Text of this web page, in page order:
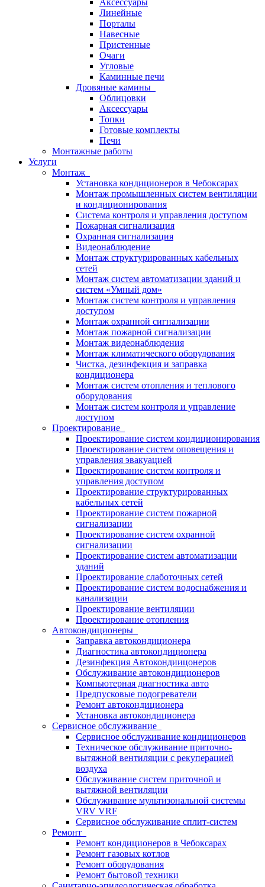
Аксессуары
Линейные
Порталы
Навесные
Пристенные
Очаги
Угловые
Каминные печи
Дровяные камины
Облицовки
Аксессуары
Топки
Готовые комплекты
Печи
Монтажные работы
Услуги
Монтаж
Установка кондиционеров в Чебоксарах
Монтаж промышленных систем вентиляции
и кондиционирования
Система контроля и управления доступом
Пожарная сигнализация
Охранная сигнализация
Видеонаблюдение
Монтаж структурированных кабельных
сетей
Монтаж систем автоматизации зданий и
систем «Умный дом»
Монтаж систем контроля и управления
доступом
Монтаж охранной сигнализации
Монтаж пожарной сигнализации
Монтаж видеонаблюдения
Монтаж климатического оборудования
Чистка, дезинфекция и заправка
кондиционера
Монтаж систем отопления и теплового
оборудования
Монтаж систем контроля и управление
доступом
Проектирование
Проектирование систем кондиционирования
Проектирование систем оповещения и
управления эвакуацией
Проектирование систем контроля и
управления доступом
Проектирование структурированных
кабельных сетей
Проектирование систем пожарной
сигнализации
Проектирование систем охранной
сигнализации
Проектирование систем автоматизации
зданий
Проектирование слаботочных сетей
Проектирование систем водоснабжения и
канализации
Проектирование вентиляции
Проектирование отопления
Автокондиционеры
Заправка автокондиционера
Диагностика автокондиционера
Дезинфекция Автокондиицонеров
Обслуживание автокондиционеров
Компьютерная диагностика авто
Предпусковые подогреватели
Ремонт автокондиционера
Установка автокондиционера
Сервисное обслуживание
Сервисное обслуживание кондиционеров
Техническое обслуживание приточно-
вытяжной вентиляции с рекуперацией
воздуха
Обслуживание систем приточной и
вытяжной вентиляции
Обслуживание мультизональной системы
VRV VRF
Сервисное обслуживание сплит-систем
Ремонт
Ремонт кондиционеров в Чебоксарах
Ремонт газовых котлов
Ремонт оборудования
Ремонт бытовой техники